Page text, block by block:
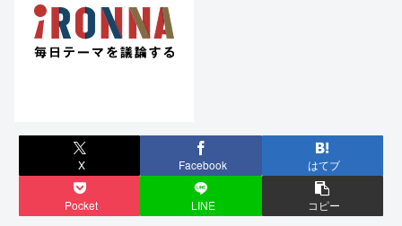
X Facebook はてブ
Pocket LINE コピー